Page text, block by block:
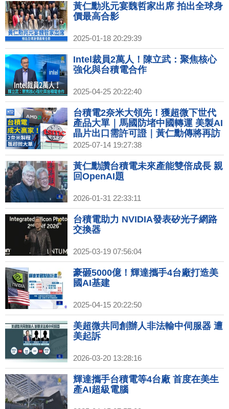
黃仁勳兆元宴魏哲家出席 拍出全球身
價最高合影
2025-01-18 20:29:39
Intel裁員2萬人！陳立武：聚焦核心
強化與台積電合作
2025-04-25 20:22:40
台積電2奈米大領先！獲超微下世代
產品大單｜馬國防堵中國轉運 美製AI
晶片出口需許可證｜黃仁勳傳將再訪
中 美兩黨議員籲勿見共軍關聯企業｜
台灣首座超級電池工廠起火釀死傷
2025-07-14 19:27:38
黃仁勳讚台積電未來產能雙倍成長 親
回OpenAI題
2026-01-31 22:33:11
台積電助力 NVIDIA發表矽光子網路
交換器
2025-03-19 07:56:04
豪砸5000億！輝達攜手4台廠打造美
國AI基建
2025-04-15 20:22:50
美超微共同創辦人非法輸中伺服器 遭
美起訴
2026-03-20 13:28:16
輝達攜手台積電等4台廠 首度在美生
產AI超級電腦